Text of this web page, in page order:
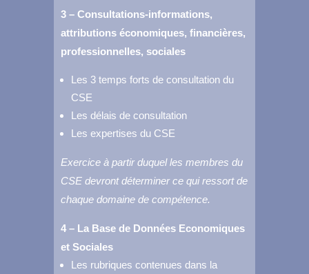
3 – Consultations-informations,
attributions économiques, financières,
professionnelles, sociales
Les 3 temps forts de consultation du
CSE
Les délais de consultation
Les expertises du CSE
Exercice à partir duquel les membres du
CSE devront déterminer ce qui ressort de
chaque domaine de compétence.
4 – La Base de Données Economiques
et Sociales
Les rubriques contenues dans la